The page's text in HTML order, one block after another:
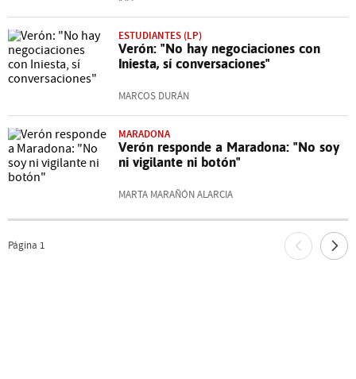
ESTUDIANTES (LP)
Verón: "No hay negociaciones con
Iniesta, sí conversaciones"
MARCOS DURÁN
MARADONA
Verón responde a Maradona: "No soy
ni vigilante ni botón"
MARTA MARAÑÓN ALARCIA
Página 1